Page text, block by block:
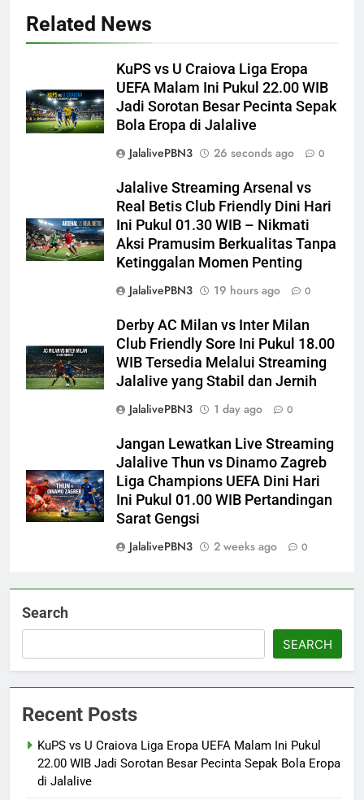
Related News
KuPS vs U Craiova Liga Eropa
UEFA Malam Ini Pukul 22.00 WIB
Jadi Sorotan Besar Pecinta Sepak
Bola Eropa di Jalalive
JalalivePBN3
26 seconds ago 0
Jalalive Streaming Arsenal vs
Real Betis Club Friendly Dini Hari
Ini Pukul 01.30 WIB – Nikmati
Aksi Pramusim Berkualitas Tanpa
Ketinggalan Momen Penting
JalalivePBN3
19 hours ago 0
Derby AC Milan vs Inter Milan
Club Friendly Sore Ini Pukul 18.00
WIB Tersedia Melalui Streaming
Jalalive yang Stabil dan Jernih
JalalivePBN3
1 day ago 0
Jangan Lewatkan Live Streaming
Jalalive Thun vs Dinamo Zagreb
Liga Champions UEFA Dini Hari
Ini Pukul 01.00 WIB Pertandingan
Sarat Gengsi
JalalivePBN3
2 weeks ago 0
Search
SEARCH
Recent Posts
KuPS vs U Craiova Liga Eropa UEFA Malam Ini Pukul
22.00 WIB Jadi Sorotan Besar Pecinta Sepak Bola Eropa
di Jalalive